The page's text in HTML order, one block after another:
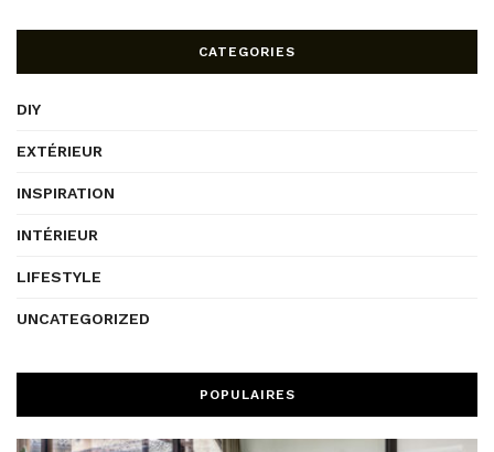
CATEGORIES
DIY
EXTÉRIEUR
INSPIRATION
INTÉRIEUR
LIFESTYLE
UNCATEGORIZED
POPULAIRES